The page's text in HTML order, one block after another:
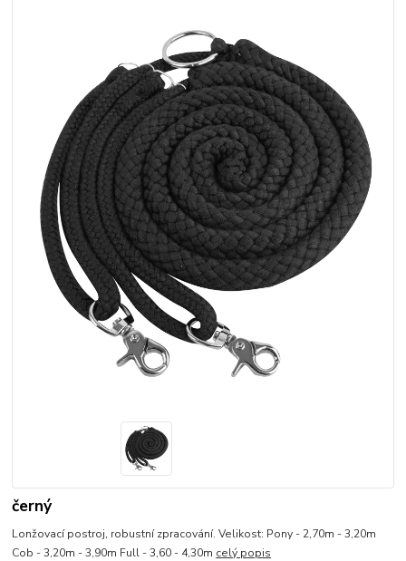
černý
Lonžovací postroj, robustní zpracování. Velikost: Pony - 2,70m - 3,20m
Cob - 3,20m - 3,90m Full - 3,60 - 4,30m celý popis